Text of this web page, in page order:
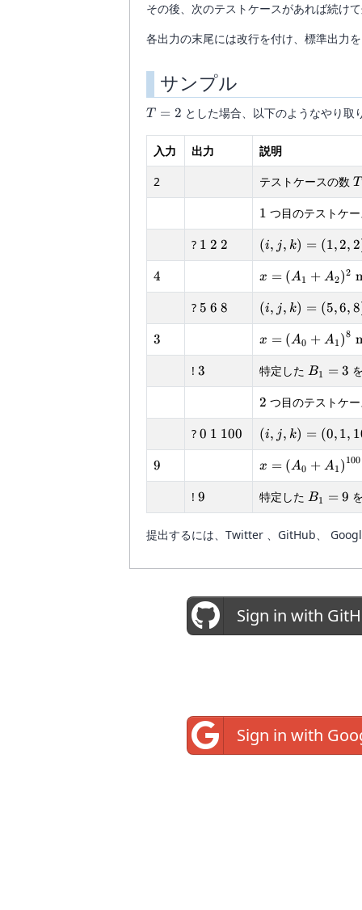
その後、次のテストケースがあれば続け
各出力の末尾には改行を付け、標準出力
サンプル
T=2
T = 2 とした場合、以下のようなやり取
入力 出力
説明
2
テストケースの数 T
1
1 つ目のテストケ
? 1
1 2
2 2
2
(i,j,k)=
(1,2,2)
(i, j, k) = (1,2, 2
4
4
x=
N=0
x = (A1 + A2)2
? 5
5 6
6 8
8
(i,j,k)=
(5,6,8)
(i, j, k) = (5,6, 8
3
3
N=1
x = (A0 + A1 )8
! 3
3 特定した B_1=3
B1 = 3
2
2 つ目のテストケ
? 0
0 1
1 100
100
(i,j,k)=
(0,1,100)
(i, j, k) = (0, 1,
9
9 x = (A0 + A1 ) 100
! 9
9 特定した B_1=9
B1 = 9
提出するには、Twitter 、GitHub、
Sign in with
Sign in with